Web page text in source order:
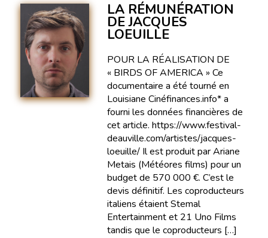
LA RÉMUNÉRATION
DE JACQUES
LOEUILLE
POUR LA RÉALISATION DE
« BIRDS OF AMERICA » Ce
documentaire a été tourné en
Louisiane Cinéfinances.info* a
fourni les données financières de
cet article. https://www.festival-
deauville.com/artistes/jacques-
loeuille/ Il est produit par Ariane
Metais (Météores films) pour un
budget de 570 000 €. C’est le
devis définitif. Les coproducteurs
italiens étaient Stemal
Entertainment et 21 Uno Films
tandis que le coproducteurs […]